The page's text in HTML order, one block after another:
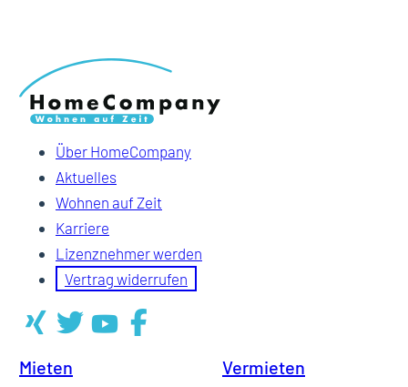
Über HomeCompany
Aktuelles
Wohnen auf Zeit
Karriere
Lizenznehmer werden
Vertrag widerrufen
Mieten Vermieten